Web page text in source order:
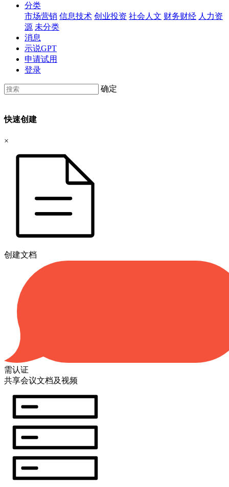
分类
市场营销 信息技术 创业投资 社会人文 财务财经 人力资
源 未分类
消息
示说GPT
申请试用
登录
确定
快速创建
×
创建文档
需认证
共享会议文档及视频